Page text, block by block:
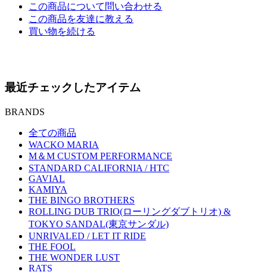
この商品について問い合わせる
この商品を友達に教える
買い物を続ける
最近チェックしたアイテム
BRANDS
全ての商品
WACKO MARIA
M＆M CUSTOM PERFORMANCE
STANDARD CALIFORNIA / HTC
GAVIAL
KAMIYA
THE BINGO BROTHERS
ROLLING DUB TRIO(ローリングダブトリオ) &
TOKYO SANDAL(東京サンダル)
UNRIVALED / LET IT RIDE
THE FOOL
THE WONDER LUST
RATS